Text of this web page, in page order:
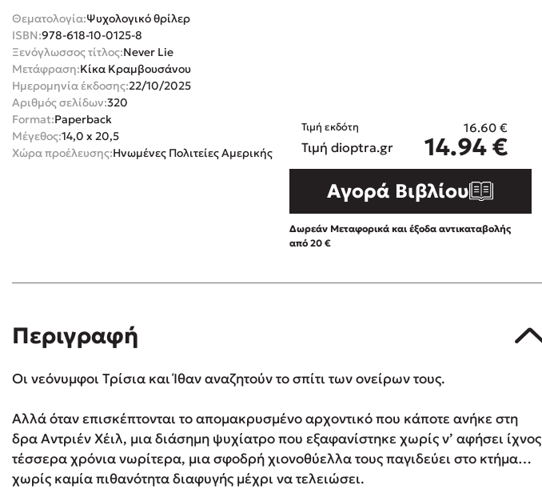
Playlist
Στέφανος Ξενάκης
Το λεξικό της ζωής σου
Δανάη Δεληγεώργη
Πάνω, κάτω, μπροστά, πίσω
Ali Hazelwood
Pierdomenico Baccalario
Cori Doerrfeld
Δανάη Ιμπραχήμ
Θεματολογία:Ψυχολογικό θρίλερ
ISBN:978-618-10-0125-8
Ξενόγλωσσος τίτλος:Never Lie
Μετάφραση:Κίκα Κραμβουσάνου
Ημερομηνία έκδοσης:22/10/2025
Αριθμός σελίδων:320
Format:Paperback
Μέγεθος:14,0 x 20,5
Χώρα προέλευσης:Ηνωμένες Πολιτείες Αμερικής
Τιμή εκδότη 16.60 €
Τιμή dioptra.gr 14.94€
Αγορά Βιβλίου
Δωρεάν Μεταφορικά και έξοδα αντικαταβολής
από 20 €
Περιγραφή
Οι νεόνυμφοι Τρίσια και Ίθαν αναζητούν το σπίτι των ονείρων τους.
Αλλά όταν επισκέπτονται το απομακρυσμένο αρχοντικό που κάποτε ανήκε στη
δρα Αντριέν Χέιλ, μια διάσημη ψυχίατρο που εξαφανίστηκε χωρίς ν’ αφήσει ίχνος
τέσσερα χρόνια νωρίτερα, μια σφοδρή χιονοθύελλα τους παγιδεύει στο κτήμα…
χωρίς καμία πιθα­νό­τητα διαφυγής μέχρι να τελειώσει.